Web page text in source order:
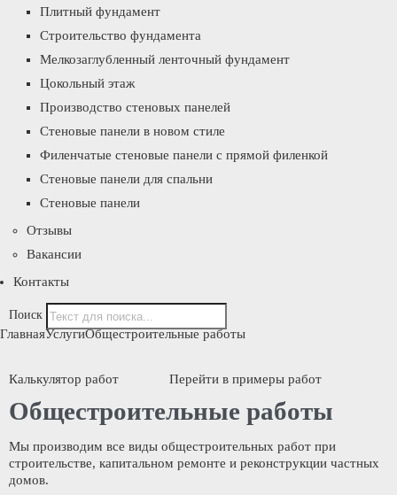
Плитный фундамент
Строительство фундамента
Мелкозаглубленный ленточный фундамент
Цокольный этаж
Производство стеновых панелей
Стеновые панели в новом стиле
Филенчатые стеновые панели с прямой филенкой
Стеновые панели для спальни
Стеновые панели
Отзывы
Вакансии
Контакты
Поиск
ГлавнаяУслугиОбщестроительные работы
Калькулятор работ Перейти в примеры работ
Общестроительные работы
Мы производим все виды общестроительных работ при
строительстве, капитальном ремонте и реконструкции частных
домов.